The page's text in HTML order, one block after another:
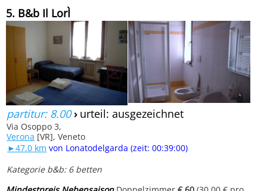
5. B&b Il LorÌ
partitur: 8.00› urteil: ausgezeichnet
Via Osoppo 3,
Verona [VR], Veneto
►47.0 km von Lonatodelgarda (zeit: 00:39:00)
Kategorie b&b: 6 betten